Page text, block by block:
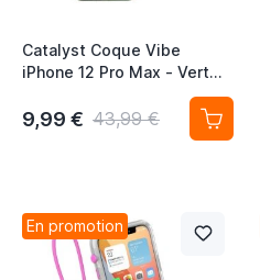
Catalyst Coque Vibe
iPhone 12 Pro Max - Vert
9,99 € 43,99 €
En promotion